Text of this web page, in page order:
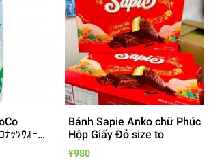
ﾅｯﾂｳｫｰﾀ
Bánh Sapie Anko chữ Phúc
Hộp Giấy Đỏ size to
¥980